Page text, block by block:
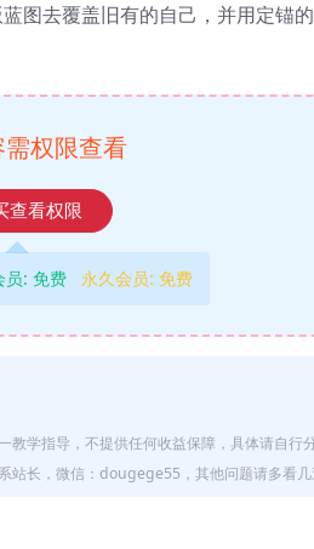
图去覆盖旧有的自己，并用定锚
权限查看
查看权限
员: 免费 永久会员: 免费
学指导，不提供任何收益保障，具体请自行分
长，微信：dougege55，其他问题请多看几